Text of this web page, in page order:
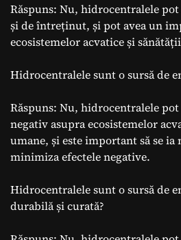
Răspuns: Nu, hidrocentralele
și de întreținut, și pot avea un
ecosistemelor acvatice și
Hidrocentralele sunt o sursă de
Răspuns: Nu, hidrocentralele
negativ asupra ecosistemelor
umane, și este important să se
minimiza efectele negative.
Hidrocentralele sunt o sursă de
durabilă și curată?